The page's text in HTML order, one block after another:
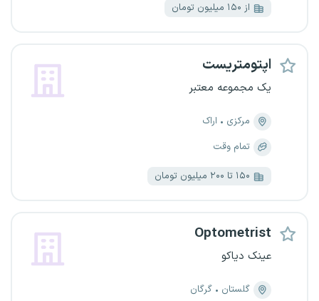
از ۱۵۰ میلیون تومان
اپتومتریست
یک مجموعه معتبر
مرکزی
اراک
تمام وقت
۱۵۰ تا ۲۰۰ میلیون تومان
Optometrist
عینک دیاکو
گلستان
گرگان